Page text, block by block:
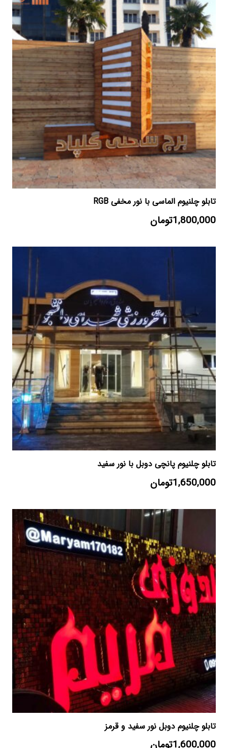
تابلو چلنیوم الماسی با نور مخفی RGB
1,800,000تومان
تابلو چلنیوم پانچی دوبل با نور سفید
1,650,000تومان
تابلو چلنیوم دوبل نور سفید و قرمز